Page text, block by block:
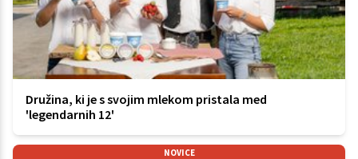
Družina, ki je s svojim mlekom pristala med
'legendarnih 12'
NOVICE